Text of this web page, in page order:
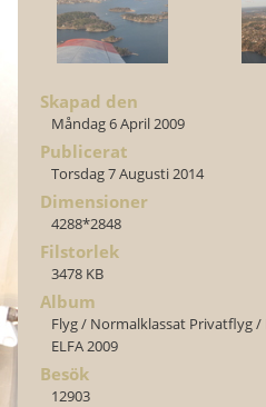
Skapad den
Måndag 6 April 2009
Publicerat
Torsdag 7 Augusti 2014
Dimensioner
4288*2848
Filstorlek
3478 KB
Album
Flyg/ Normalklassat Privatflyg/
ELFA 2009
Besök
12903